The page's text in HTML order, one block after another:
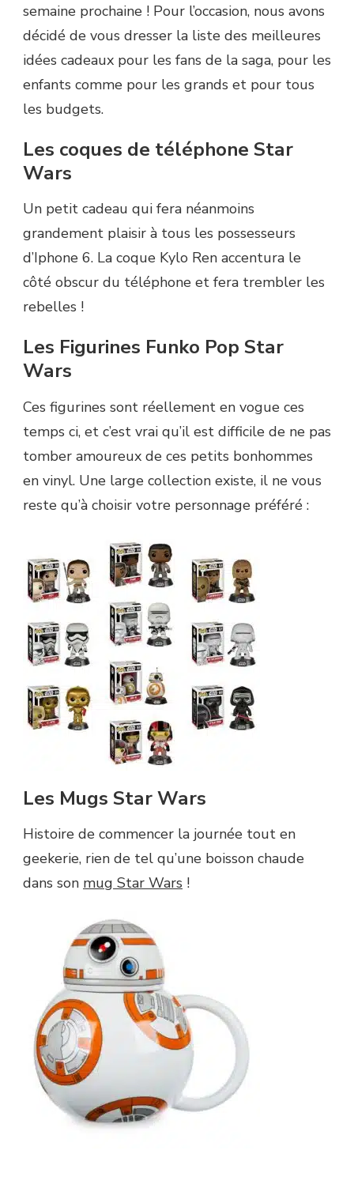
DE
WARS
semaine prochaine ! Pour l’occasion, nous avons
décidé de vous dresser la liste des meilleures
idées cadeaux pour les fans de la saga, pour les
enfants comme pour les grands et pour tous
les budgets.
Les coques de téléphone Star
Wars
Un petit cadeau qui fera néanmoins
grandement plaisir à tous les possesseurs
d’Iphone 6. La coque Kylo Ren accentura le
côté obscur du téléphone et fera trembler les
rebelles !
Les Figurines Funko Pop Star
Wars
Ces figurines sont réellement en vogue ces
temps ci, et c’est vrai qu’il est difficile de ne pas
tomber amoureux de ces petits bonhommes
en vinyl. Une large collection existe, il ne vous
reste qu’à choisir votre personnage préféré :
Les Mugs Star Wars
Histoire de commencer la journée tout en
geekerie, rien de tel qu’une boisson chaude
dans son mug Star Wars !